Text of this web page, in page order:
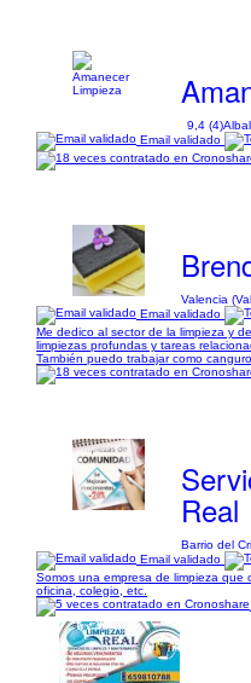
9,4 (4)
Email validado
Valencia
Email validado
Me dedico al sector de la limpieza y
limpiezas profundas y tareas
También puedo trabajar como canguro.
Real
Barrio del
Email validado
Somos una empresa de limpieza que
oficina, colegio, etc.